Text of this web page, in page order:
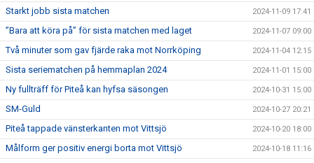
Starkt jobb sista matchen 2024-11-09 17:41
”Bara att köra på” för sista matchen med laget 2024-11-07 09:00
Två minuter som gav fjärde raka mot Norrköping 2024-11-04 12:15
Sista seriematchen på hemmaplan 2024 2024-11-01 15:00
Ny fullträff för Piteå kan hyfsa säsongen 2024-10-31 15:00
SM-Guld 2024-10-27 20:21
Piteå tappade vänsterkanten mot Vittsjö 2024-10-20 18:00
Målform ger positiv energi borta mot Vittsjö 2024-10-18 11:16